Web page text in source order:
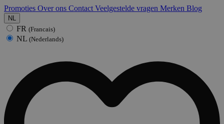
Promoties Over ons Contact Veelgestelde vragen Merken Blog
NL
FR (Francais)
NL (Nederlands)